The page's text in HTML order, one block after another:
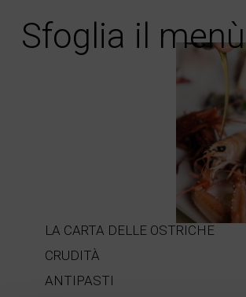
Sfoglia il menù
LA CARTA DELLE OSTRICHE
CRUDITÀ
ANTIPASTI